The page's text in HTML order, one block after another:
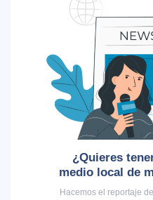
¿Quieres
medio local de
Hacemos el reportaje